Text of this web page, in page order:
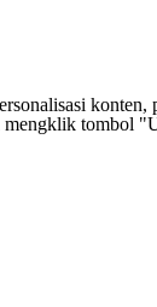
konten,
mengklik tombol